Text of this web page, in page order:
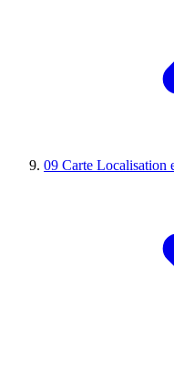
09 Carte Localisation